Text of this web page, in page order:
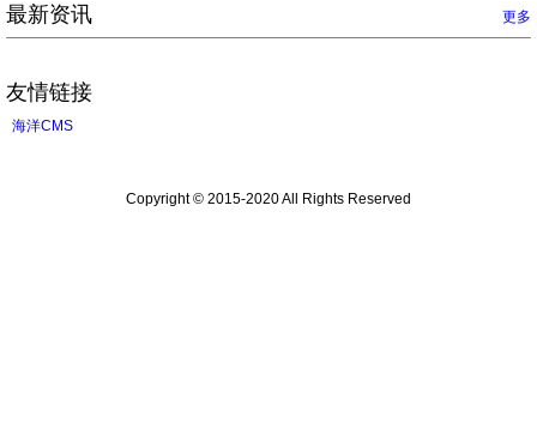
最新资讯 更多
友情链接
海洋CMS
Copyright © 2015-2020 All Rights Reserved